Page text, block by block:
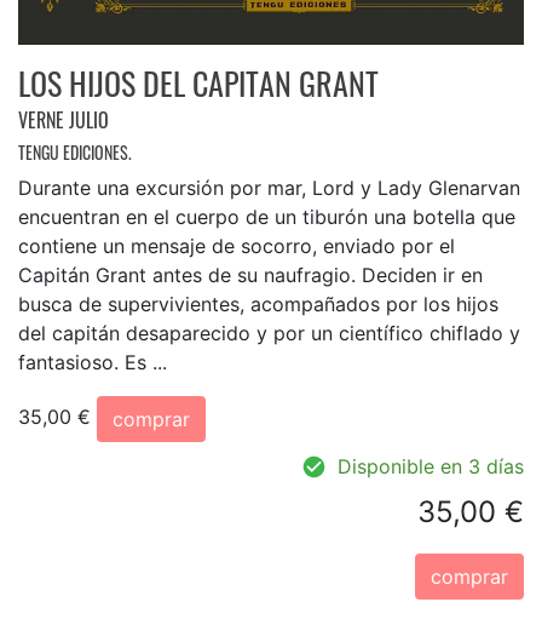
LOS HIJOS DEL CAPITAN GRANT
VERNE JULIO
TENGU EDICIONES.
Durante una excursión por mar, Lord y Lady Glenarvan
encuentran en el cuerpo de un tiburón una botella que
contiene un mensaje de socorro, enviado por el
Capitán Grant antes de su naufragio. Deciden ir en
busca de supervivientes, acompañados por los hijos
del capitán desaparecido y por un científico chiflado y
fantasioso. Es ...
35,00 €
comprar
Disponible en 3 días
35,00 €
comprar